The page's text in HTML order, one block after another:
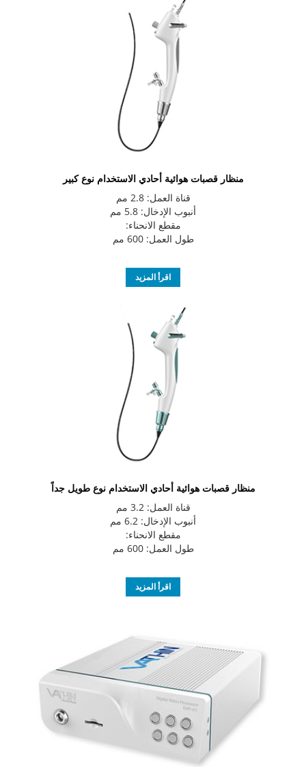
منظار قصبات هوائية أحادي الاستخدام نوع كبير
قناة العمل: 2.8 مم
أنبوب الإدخال: 5.8 مم
مقطع الانحناء:
طول العمل: 600 مم
اقرأ المزيد
منظار قصبات هوائية أحادي الاستخدام نوع طويل جداً
قناة العمل: 3.2 مم
أنبوب الإدخال: 6.2 مم
مقطع الانحناء:
طول العمل: 600 مم
اقرأ المزيد